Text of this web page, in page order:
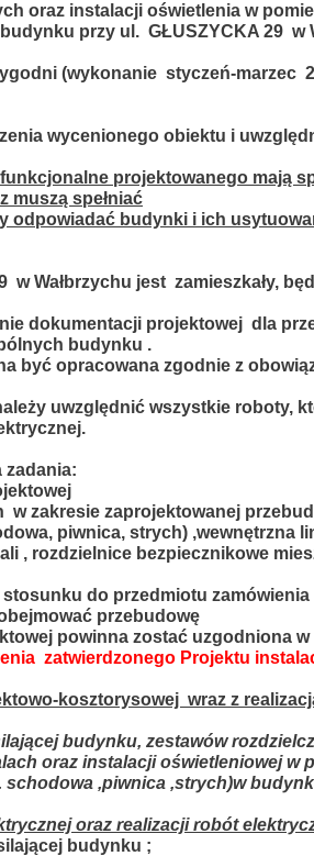
oraz instalacji oświetlenia w
przy ul. GŁUSZYCKA 29 w
(wykonanie styczeń-marzec
wycenionego obiektu i
projektowanego mają
muszą spełniać
odpowiadać budynki i ich
w Wałbrzychu jest zamieszkały,
dokumentacji projektowej dla
budynku .
być opracowana zgodnie z
uwzględnić wszystkie roboty,
zadania:
w zakresie zaprojektowanej
piwnica, strych) ,wewnętrzna
, rozdzielnice bezpiecznikowe
do przedmiotu zamówienia
przebudowę
powinna zostać uzgodniona w
zatwierdzonego Projektu
kosztorysowej wraz z
budynku, zestawów
oraz instalacji oświetleniowej w
schodowa ,piwnica ,strych)w
oraz realizacji robót
budynku ;